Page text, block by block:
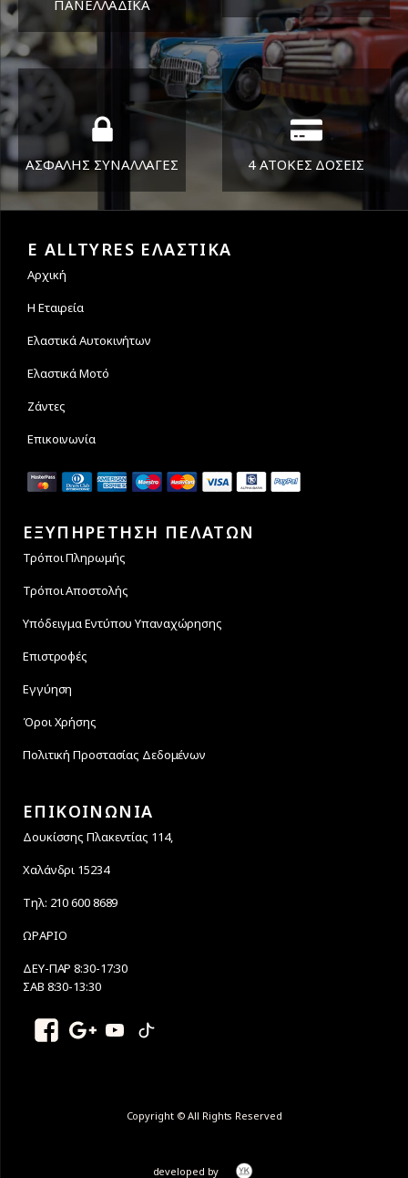
ΠΑΝΕΛΛΑΔΙΚA
Όπου και αν είστε θα σας
στείλουμε τα ελαστικά σας
ΔΕΥ-ΠΑΡ 8:30-17:30
ΣΑΒ 8:30-13:30
ΑΣΦΑΛΗΣ ΣΥΝΑΛΛΑΓΕΣ 4 ΑΤΟΚΕΣ ΔΟΣΕΙΣ
E ALLTYRES ΕΛΑΣΤΙΚΑ
Αρχική
Η Εταιρεία
Ελαστικά Αυτοκινήτων
Ελαστικά Μοτό
Ζάντες
Επικοινωνία
ΕΞΥΠΗΡΕΤΗΣΗ ΠΕΛΑΤΩΝ
Τρόποι Πληρωμής
Τρόποι Αποστολής
Υπόδειγμα Εντύπου Υπαναχώρησης
Επιστροφές
Εγγύηση
Όροι Χρήσης
Πολιτική Προστασίας Δεδομένων
ΕΠΙΚΟΙΝΩΝΙΑ
Δουκίσσης Πλακεντίας 114,
Χαλάνδρι 15234
Τηλ: 210 600 8689
ΩΡΑΡΙΟ
ΔΕΥ-ΠΑΡ 8:30-17:30
ΣΑΒ 8:30-13:30
Copyright © All Rights Reserved
developed by